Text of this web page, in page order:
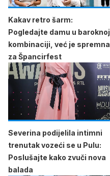
Kakav retro šarm:
Pogledajte damu u baroknoj
kombinaciji, već je spremna
za Špancirfest
Severina podijelila intimni
trenutak vozeći se u Pulu:
Poslušajte kako zvuči nova
balada